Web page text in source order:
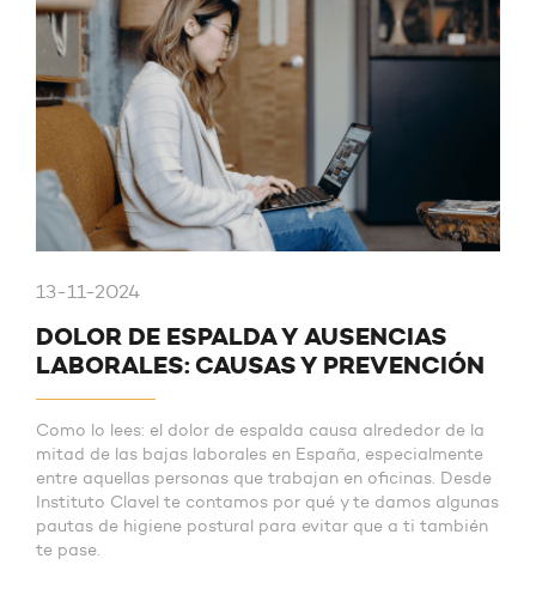
13-11-2024
DOLOR DE ESPALDA Y AUSENCIAS
LABORALES: CAUSAS Y PREVENCIÓN
Como lo lees: el dolor de espalda causa alrededor de la
mitad de las bajas laborales en España, especialmente
entre aquellas personas que trabajan en oficinas. Desde
Instituto Clavel te contamos por qué y te damos algunas
pautas de higiene postural para evitar que a ti también
te pase.